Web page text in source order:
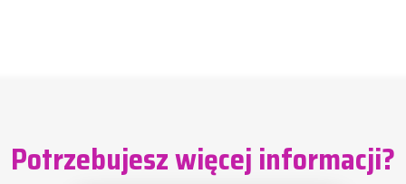
Potrzebujesz więcej informacji?